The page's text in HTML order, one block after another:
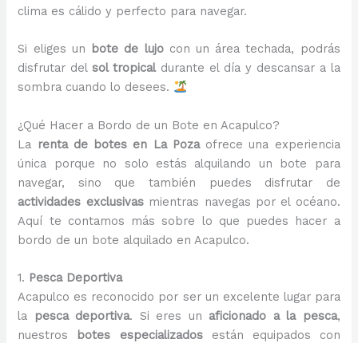
clima es cálido y perfecto para navegar.
Si eliges un bote de lujocon un área techada, podrás
disfrutar delsol tropicaldurante el día y descansar a la
sombra cuando lo desees.
¿Qué Hacer a Bordo de un Bote en Acapulco?
La renta de botes en La Pozaofrece una experiencia
única porque no solo estás alquilando un bote para
navegar, sino que también puedes disfrutar de
actividades exclusivasmientras navegas por el océano.
Aquí te contamos más sobre lo que puedes hacer a
bordo de un bote alquilado en Acapulco.
1. Pesca Deportiva
Acapulco es reconocido por ser un excelente lugar para
la
pesca deportiva. Si eres un aficionado a la pesca,
nuestros botes especializadosestán equipados con